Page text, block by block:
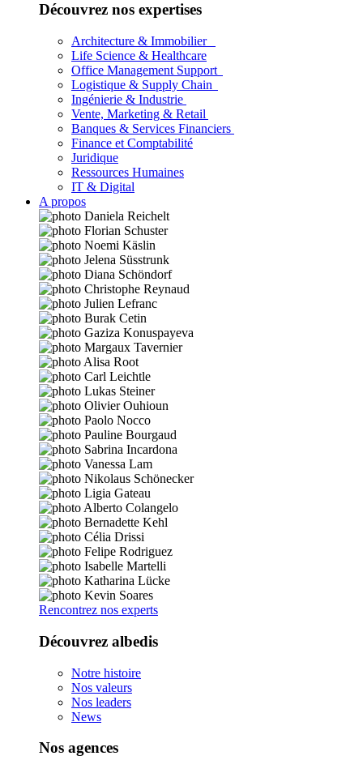
Découvrez nos expertises
Architecture & Immobilier
Life Science & Healthcare
Office Management Support
Logistique & Supply Chain
Ingénierie & Industrie
Vente, Marketing & Retail
Banques & Services Financiers
Finance et Comptabilité
Juridique
Ressources Humaines
IT & Digital
A propos
Rencontrez nos experts
Découvrez albedis
Notre histoire
Nos valeurs
Nos leaders
News
Nos agences